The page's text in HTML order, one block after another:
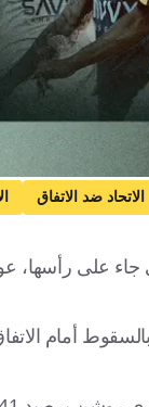
الاتحاد ضد الاتفاق
التي جاء على
بالسقوط أمام